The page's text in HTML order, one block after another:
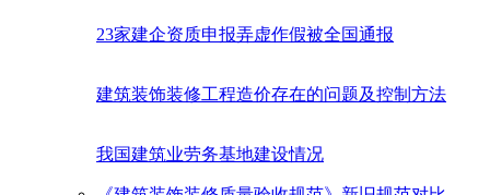
23家建企资质申报弄虚作假被全国通报
建筑装饰装修工程造价存在的问题及控制方法
我国建筑业劳务基地建设情况